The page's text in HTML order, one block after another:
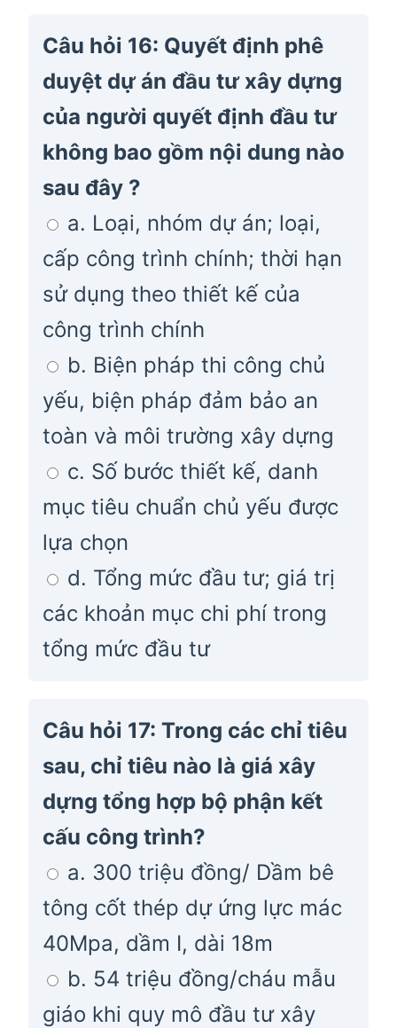
Câu hỏi 16: Quyết định phê
duyệt dự án đầu tư xây dựng
của người quyết định đầu tư
không bao gồm nội dung nào
sau đây ?
a. Loại, nhóm dự án; loại,
cấp công trình chính; thời hạn
sử dụng theo thiết kế của
công trình chính
b. Biện pháp thi công chủ
yếu, biện pháp đảm bảo an
toàn và môi trường xây dựng
c. Số bước thiết kế, danh
mục tiêu chuẩn chủ yếu được
lựa chọn
d. Tổng mức đầu tư; giá trị
các khoản mục chi phí trong
tổng mức đầu tư
Câu hỏi 17: Trong các chỉ tiêu
sau, chỉ tiêu nào là giá xây
dựng tổng hợp bộ phận kết
cấu công trình?
a. 300 triệu đồng/ Dầm bê
tông cốt thép dự ứng lực mác
40Mpa, dầm I, dài 18m
b. 54 triệu đồng/cháu mẫu
giáo khi quy mô đầu tư xây